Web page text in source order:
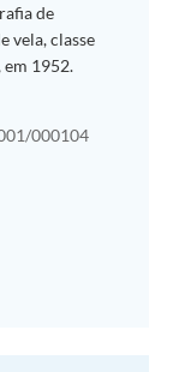
de
vela, classe
1952.
000104